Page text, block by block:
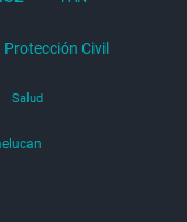
Protección Civil
Salud